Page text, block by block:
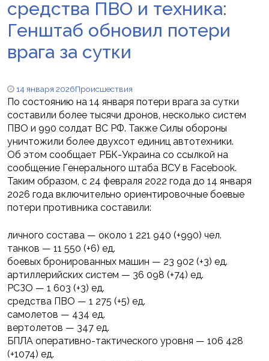
средства ПВО и техника:
Генштаб обновил потери
врага за сутки
14 января 2026Происшествия
По состоянию на 14 января потери врага за сутки
составили более тысячи дронов, несколько систем
ПВО и 990 солдат ВС РФ. Также Силы обороны
уничтожили более двухсот единиц автотехники.
Об этом сообщает РБК-Украина со ссылкой на
сообщение Генерального штаба ВСУ в Facebook.
Таким образом, с 24 февраля 2022 года до 14 января
2026 года включительно ориентировочные боевые
потери противника составили:
личного состава — около 1 221 940 (+990) чел.
танков — 11 550 (+6) ед.
боевых бронированных машин — 23 902 (+3) ед.
артиллерийских систем — 36 098 (+74) ед.
РСЗО — 1 603 (+3) ед.
средства ПВО — 1 275 (+5) ед.
самолетов — 434 ед.
вертолетов — 347 ед.
БПЛА оперативно-тактического уровня — 106 428
(+1074) ед.